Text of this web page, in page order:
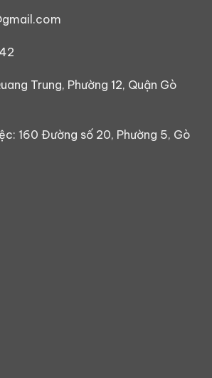
Trung, Phường 12, Quận Gò
160 Đường số 20, Phường 5, Gò